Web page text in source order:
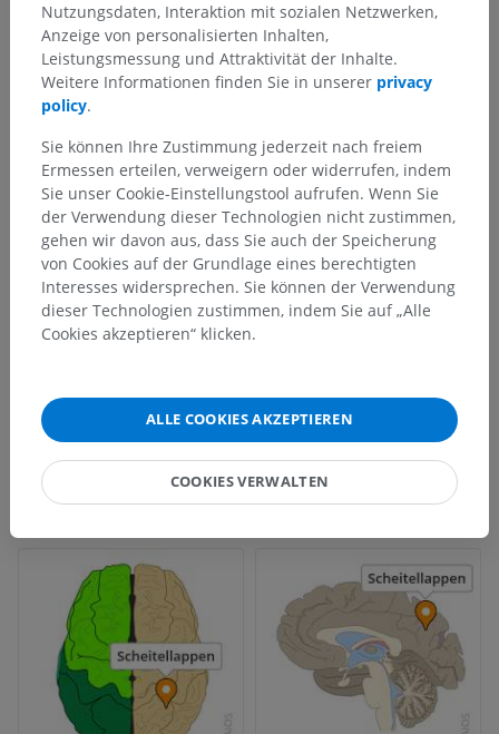
Nutzungsdaten, Interaktion mit sozialen Netzwerken,
Anzeige von personalisierten Inhalten,
Leistungsmessung und Attraktivität der Inhalte.
Weitere Informationen finden Sie in unserer privacy
policy.
Sie können Ihre Zustimmung jederzeit nach freiem
Ermessen erteilen, verweigern oder widerrufen, indem
Sie unser Cookie-Einstellungstool aufrufen. Wenn Sie
der Verwendung dieser Technologien nicht zustimmen,
gehen wir davon aus, dass Sie auch der Speicherung
von Cookies auf der Grundlage eines berechtigten
Interesses widersprechen. Sie können der Verwendung
dieser Technologien zustimmen, indem Sie auf „Alle
Cookies akzeptieren“ klicken.
ALLE COOKIES AKZEPTIEREN
COOKIES VERWALTEN